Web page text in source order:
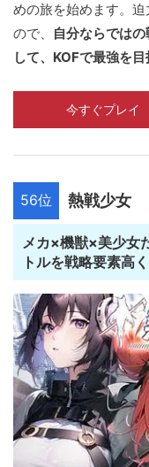
めの旅を始めます。
ので、
自分ならでは
して、KOFで最強を目
今すぐプレイ
56位 熱戦少女
メカ×機獣×美少女
トルを戦略要素高